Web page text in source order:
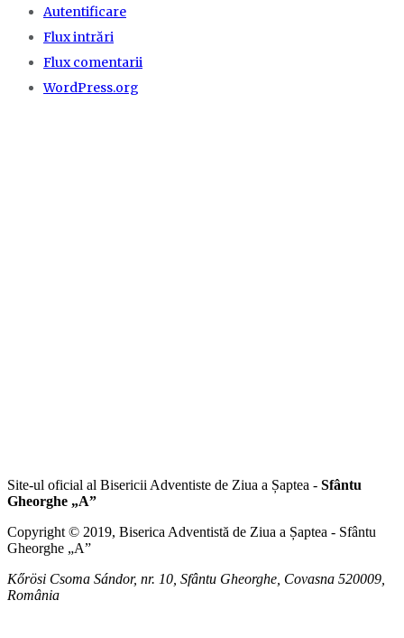
Autentificare
Flux intrări
Flux comentarii
WordPress.org
Site-ul oficial al Bisericii Adventiste de Ziua a Șaptea - Sfântu
Gheorghe „A”
Copyright © 2019, Biserica Adventistă de Ziua a Șaptea - Sfântu
Gheorghe „A”
Kőrösi Csoma Sándor, nr. 10, Sfântu Gheorghe Covasna 520009,
România